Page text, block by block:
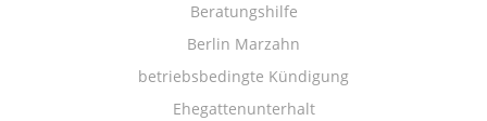
Beratungshilfe
Berlin Marzahn
betriebsbedingte Kündigung
Ehegattenunterhalt